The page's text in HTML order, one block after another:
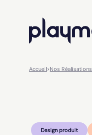
Accueil>Nos Réalisations
Design produit